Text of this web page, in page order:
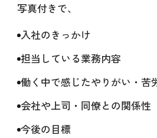
写真付きで、
入社のきっかけ
担当している業務内容
働く中で感じたやりがい・苦
会社や上司・同僚との関係性
今後の目標